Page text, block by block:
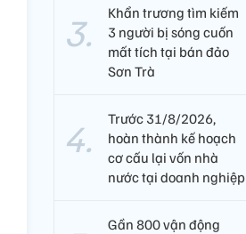
Khẩn trương tìm kiếm
3 người bị sóng cuốn
mất tích tại bán đảo
Sơn Trà
Trước 31/8/2026,
hoàn thành kế hoạch
cơ cấu lại vốn nhà
nước tại doanh nghiệp
Gần 800 vận động